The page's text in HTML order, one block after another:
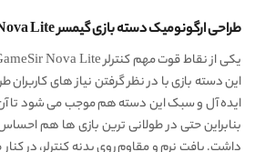
طراحی ارگونومیک دسته بازی گیمسر Gamesir Nova Lite
این دسته بازی با در نظر گرفتن نیاز های
ایده آل و سبک این دسته هم موجب می شود تا آن
بنابراین حتی در طولانی ترین بازی ها هم